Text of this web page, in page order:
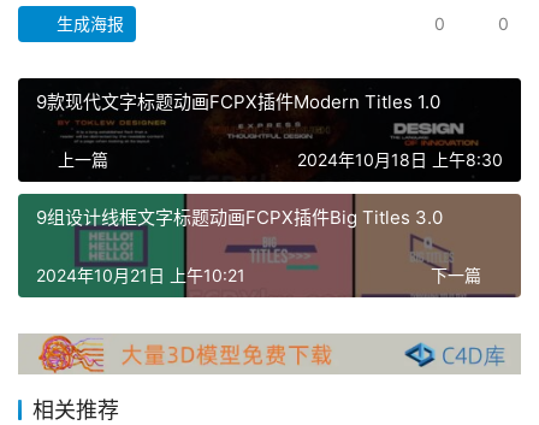
X
插
件
生成海报 0 0
9款现代文字标题动画FCPX插件Modern Titles 1.0
上一篇 2024年10月18日 上午8:30
9组设计线框文字标题动画FCPX插件Big Titles 3.0
下一篇
2024年10月21日 上午10:21
相关推荐